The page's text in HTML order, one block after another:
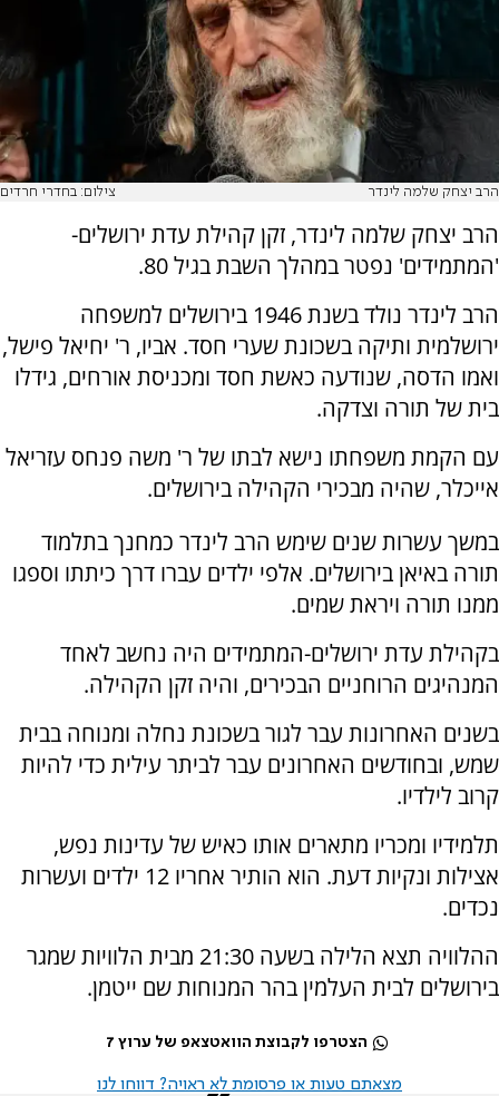
הרב יצחק שלמה לינדר צילום: בחדרי חרדים
הרב יצחק שלמה לינדר, זקן קהילת עדת ירושלים-
'המתמידים' נפטר במהלך השבת בגיל 80.
הרב לינדר נולד בשנת 1946 בירושלים למשפחה
ירושלמית ותיקה בשכונת שערי חסד. אביו, ר' יחיאל פישל,
ואמו הדסה, שנודעה כאשת חסד ומכניסת אורחים, גידלו
בית של תורה וצדקה.
עם הקמת משפחתו נישא לבתו של ר' משה פנחס עזריאל
אייכלר, שהיה מבכירי הקהילה בירושלים.
במשך עשרות שנים שימש הרב לינדר כמחנך בתלמוד
תורה באיאן בירושלים. אלפי ילדים עברו דרך כיתתו וספגו
ממנו תורה ויראת שמים.
בקהילת עדת ירושלים-המתמידים היה נחשב לאחד
המנהיגים הרוחניים הבכירים, והיה זקן הקהילה.
בשנים האחרונות עבר לגור בשכונת נחלה ומנוחה בבית
שמש, ובחודשים האחרונים עבר לביתר עילית כדי להיות
קרוב לילדיו.
תלמידיו ומכריו מתארים אותו כאיש של עדינות נפש,
אצילות ונקיות דעת. הוא הותיר אחריו 12 ילדים ועשרות
נכדים.
ההלוויה תצא הלילה בשעה 21:30 מבית הלוויות שמגר
בירושלים לבית העלמין בהר המנוחות שם ייטמן.
הצטרפו לקבוצת הוואטצאפ של ערוץ 7
מצאתם טעות או פרסומת לא ראויה? דווחו לנו